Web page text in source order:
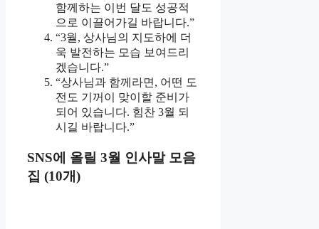
함께하는 이번 달도 성공적
으로 이끌어가길 바랍니다.”
“3월, 상사님의 지도하에 더
욱 발전하는 모습 보여드리
겠습니다.”
“상사님과 함께라면, 어떤 도
전도 기꺼이 맞이할 준비가
되어 있습니다. 힘찬 3월 되
시길 바랍니다.”
SNS에 올릴 3월 인사말 모음
집 (10개)